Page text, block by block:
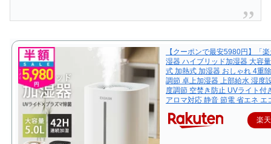
【クーポンで最安5980円】「
湿器 ハイブリッド加湿器 大容
式 加熱式 加湿器 おしゃれ 4重
調節 卓上加湿器 上部給水 湿度
度調節 空焚き防止 UVライト付
アロマ対応 静音 節電 省エネ エ
楽